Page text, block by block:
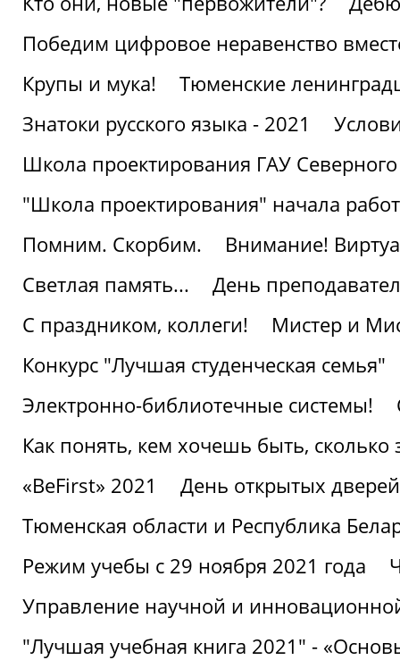
Победим цифровое неравенство
Крупы и мука!
Тюменские
Знатоки русского языка - 2021
Школа проектирования ГАУ
"Школа проектирования" начала
Помним. Скорбим.
Внимание!
Светлая память...
День
С праздником, коллеги!
Мистер и
Конкурс "Лучшая студенческая семья"
Электронно-библиотечные системы!
Как понять, кем хочешь быть, сколько
«BeFirst» 2021
День открытых
Тюменская области и Республика
Режим учебы с 29 ноября 2021 года
Управление научной и
"Лучшая учебная книга 2021" -